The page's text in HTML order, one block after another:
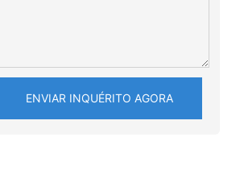
ENVIAR INQUÉRITO AGORA